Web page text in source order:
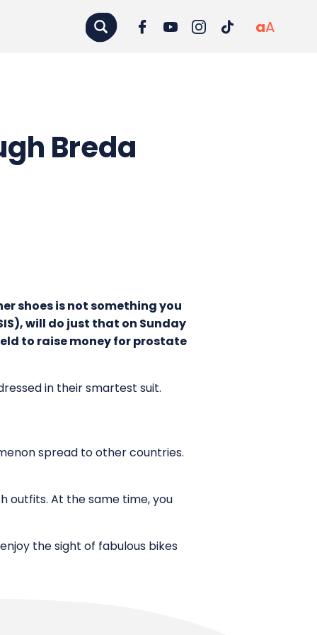
aA
Breda
shoes is not something you
will do just that on Sunday
to raise money for prostate
in their smartest suit.
spread to other countries.
outfits. At the same time, you
the sight of fabulous bikes